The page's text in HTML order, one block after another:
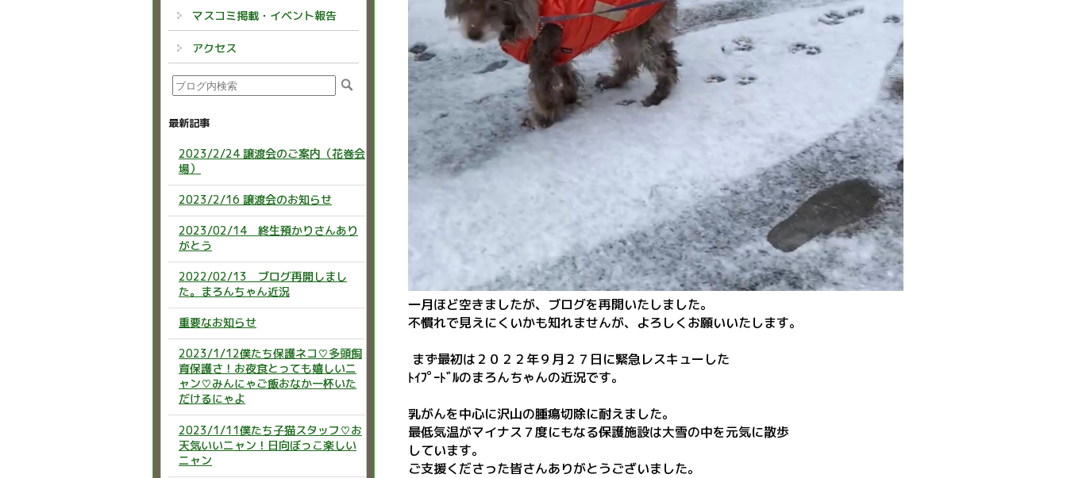
一月ほど空きましたが、ブログを再開いたしました。
不慣れで見えにくいかも知れませんが、よろしくお願いいたします。
まず最初は２０２２年９月２７日に緊急レスキューした
ﾄｲﾌﾟｰﾄﾞﾙのまろんちゃんの近況です。
乳がんを中心に沢山の腫瘍切除に耐えました。
最低気温がマイナス７度にもなる保護施設は大雪の中を元気に散歩
しています。
ご支援くださった皆さんありがとうございました。
マスコミ掲載・イベント報告
アクセス
最新記事
2023/2/24 譲渡会のご案内（花巻会
場）
2023/2/16 譲渡会のお知らせ
2023/02/14 終生預かりさんあり
がとう
2022/02/13 ブログ再開しまし
た。まろんちゃん近況
重要なお知らせ
2023/1/12僕たち保護ネコ♡多頭飼
育保護さ！お夜食とっても嬉しいニ
ャン♡みんにゃご飯おなか一杯いた
だけるにゃよ
2023/1/11僕たち子猫スタッフ♡お
天気いいニャン！日向ぼっこ楽しい
ニャン